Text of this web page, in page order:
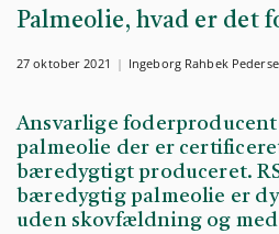
Palmeolie, hvad er det
27 oktober 2021 Ingeborg Rahbek
Ansvarlige
palmeolie der er
bæredygtigt produceret.
bæredygtig palmeolie er
uden skovfældning og